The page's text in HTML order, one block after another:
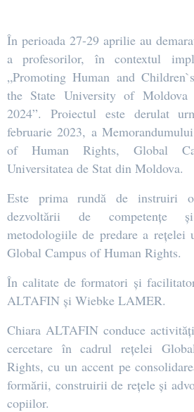
În perioada 27-29 aprilie au
a profesorilor, în contextul
„Promoting Human and
the State University of Moldova
2024”. Proiectul este derulat
februarie 2023, a
of Human Rights, Global
Universitatea de Stat din Moldova.
Este prima rundă de instruiri
dezvoltării de competențe
metodologiile de predare a rețelei
Global Campus of Human Rights.
În calitate de formatori și
ALTAFIN și Wiebke LAMER.
Chiara ALTAFIN conduce
cercetare în cadrul rețelei
Rights, cu un accent pe
formării, construirii de rețele și
copiilor.